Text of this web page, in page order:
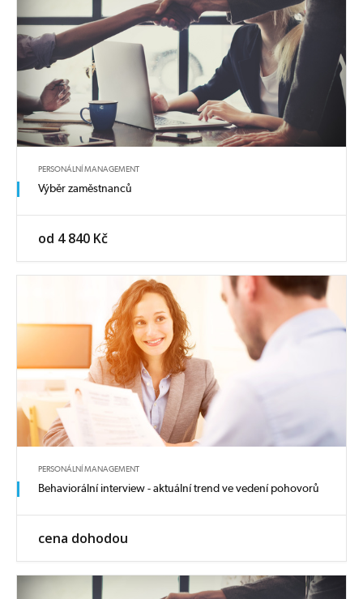
PERSONÁLNÍ MANAGEMENT
Výběr zaměstnanců
od 4 840 Kč
PERSONÁLNÍ MANAGEMENT
Behaviorální interview - aktuální trend ve vedení pohovorů
cena dohodou